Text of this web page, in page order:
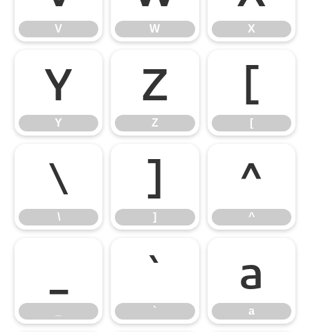
V W X
Y
Y
Z
Z
[
[
\
\
]
]
^
^
`
`
a
a